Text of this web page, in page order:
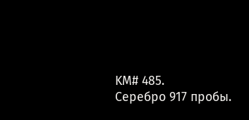
KM# 485.
Серебро 917 пробы.